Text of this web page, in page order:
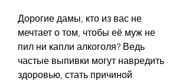
Дорогие дамы, кто из вас не
мечтает о том, чтобы её муж не
пил ни капли алкоголя? Ведь
частые выпивки могут навредить
здоровью, стать причиной